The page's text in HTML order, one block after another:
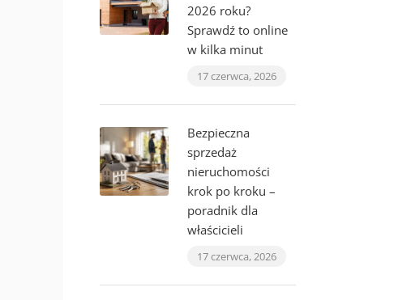
2026 roku?
Sprawdź to online
w kilka minut
17 czerwca, 2026
Bezpieczna
sprzedaż
nieruchomości
krok po kroku –
poradnik dla
właścicieli
17 czerwca, 2026